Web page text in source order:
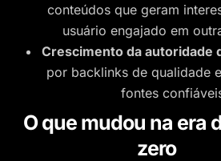
conteúdos que geram
usuário engajado em
Crescimento da autoridade
por backlinks de qualidade
fontes
O que mudou na era
zero